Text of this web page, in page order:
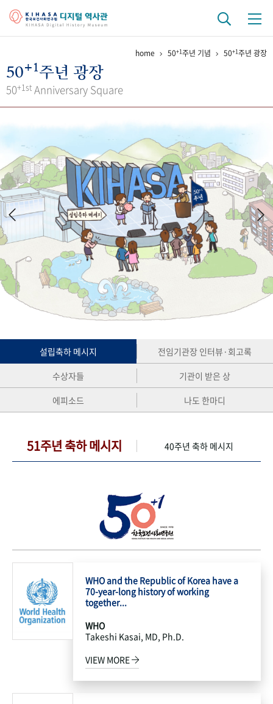
걸어온 길 기관 변천사
키워드로 보는 연구 역사
연구자들
간행물 변천사
기록물 아카이브
사진 아카이브 문서 기록물 행정박물 영상 기록물
50+1 주년 기념
성과 50선 숫자로 보는 50년 50
주년 광장
세계와 함께 한 KIHASA
VR 역사관
home 50+1주년 기념 50+1주년 광장
50+1주년 광장
50+1st Anniversary Square
설립축하 메시지
전임기관장 인터뷰·회고록
수상자들
기관이 받은 상
에피소드
나도 한마디
51주년 축하 메시지 40주년 축하 메시지
WHO and the Republic of Korea have a
70-year-long history of working
together...
WHO
Takeshi Kasai, MD, Ph.D.
VIEW MORE